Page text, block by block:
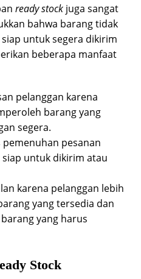
ready stock juga sangat
bahwa barang tidak
untuk segera dikirim
beberapa manfaat
pelanggan karena
barang yang
segera.
pesanan
untuk dikirim atau
karena pelanggan lebih
yang tersedia dan
yang harus
Stock